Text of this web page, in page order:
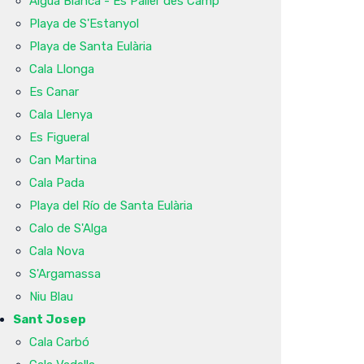
Playa de S'Estanyol
Playa de Santa Eulària
Cala Llonga
Es Canar
Cala Llenya
Es Figueral
Can Martina
Cala Pada
Playa del Río de Santa Eulària
Calo de S'Alga
Cala Nova
S'Argamassa
Niu Blau
Sant Josep
Cala Carbó